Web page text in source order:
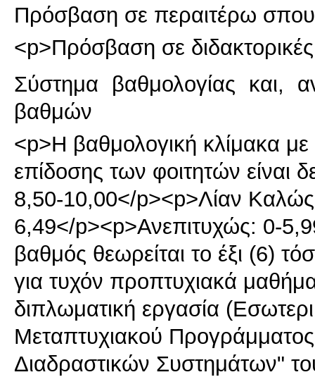
Πρόσβαση σε περαιτέρω
<p>Πρόσβαση σε
Σύστημα βαθμολογίας και,
βαθμών
<p>Η βαθμολογική κλίμακα με
επίδοσης των φοιτητών είναι
8,50-10,00</p><p>Λίαν
6,49</p><p>Ανεπιτυχώς: 0-
βαθμός θεωρείται το έξι (6)
για τυχόν προπτυχιακά
διπλωματική εργασία
Μεταπτυχιακού Προγράμματος
Διαδραστικών Συστημάτων"